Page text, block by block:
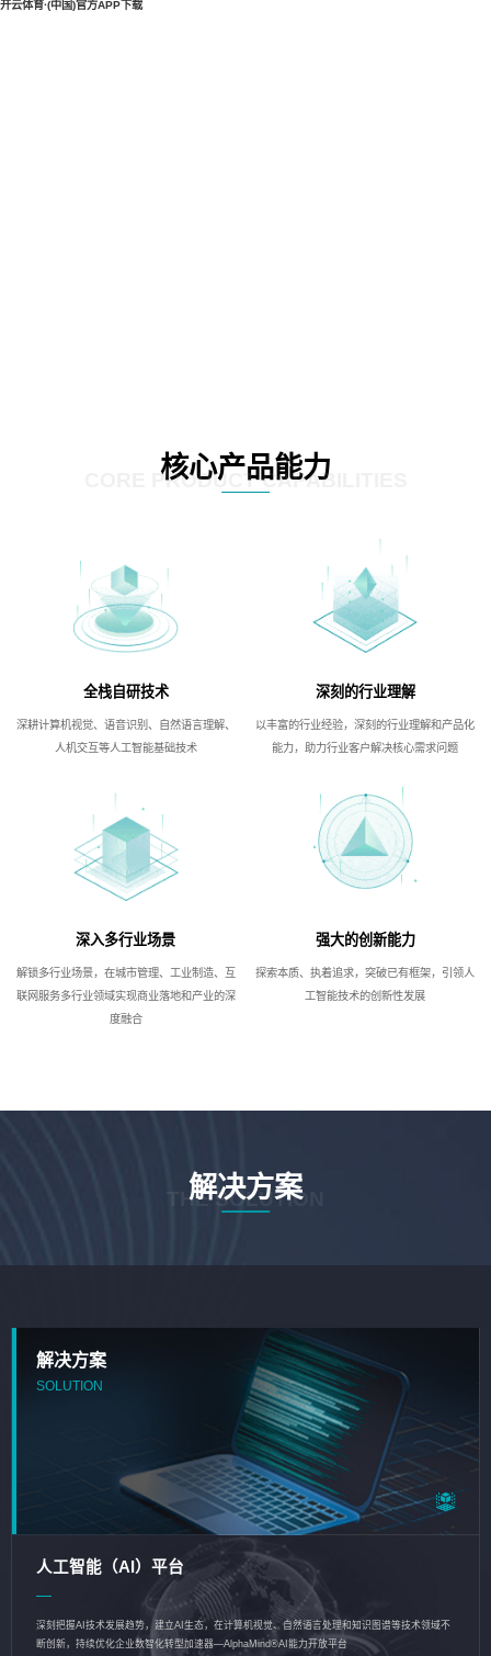
开云体育·(中国)官方APP下载
核心产品能力
CORE PRODUCT CAPABILITIES
全栈自研技术
深耕计算机视觉、语音识别、自然语言理解、
人机交互等人工智能基础技术
深刻的行业理解
以丰富的行业经验，深刻的行业理解和产品化
能力，助力行业客户解决核心需求问题
深入多行业场景
解锁多行业场景，在城市管理、工业制造、互
联网服务多行业领域实现商业落地和产业的深
度融合
强大的创新能力
探索本质、执着追求，突破已有框架，引领人
工智能技术的创新性发展
解决方案
THE SOLUTION
解决方案
SOLUTION
人工智能（AI）平台
深刻把握AI技术发展趋势，建立AI生态，在计算机视觉、自然语言处理和知识图谱等技术领域不
断创新，持续优化企业数智化转型加速器—AlphaMind®AI能力开放平台